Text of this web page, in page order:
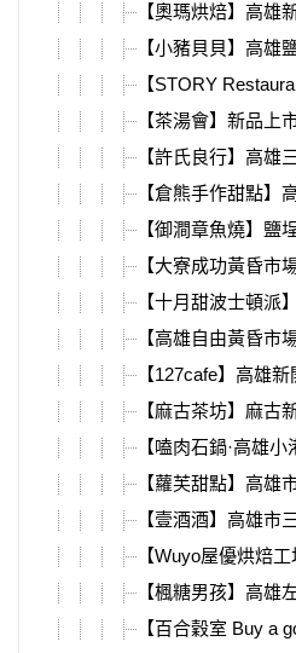
【奧瑪烘焙】高雄
【小豬貝貝】高雄
【STORY
【茶湯會】新品上
【許氏良行】高雄
【倉熊手作甜點】
【御澗章魚燒】鹽
【大寮成功黃昏市
【十月甜波士頓派
【高雄自由黃昏市
【127cafe】高雄
【麻古茶坊】麻古
【嗑肉石鍋·高雄
【蘿芙甜點】高雄
【壹酒酒】高雄市
【Wuyo屋優烘焙
【楓糖男孩】高雄
【百合穀室 Buy a